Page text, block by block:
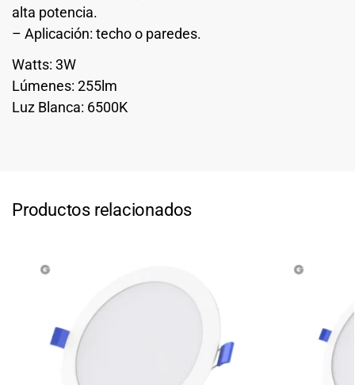
alta potencia.
– Aplicación: techo o paredes.
Watts: 3W
Lúmenes: 255lm
Luz Blanca: 6500K
Productos relacionados